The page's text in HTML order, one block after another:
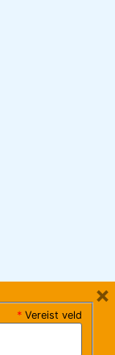
* Vereist veld
×